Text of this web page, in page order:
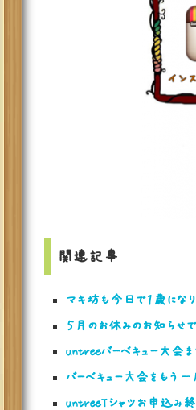
関連記事
マキ坊も今日で１歳になり
５月のお休みのお知らせで
untreeバーベキュー大会ま
バーベキュー大会をもう一度
untreeTシャツお申込み